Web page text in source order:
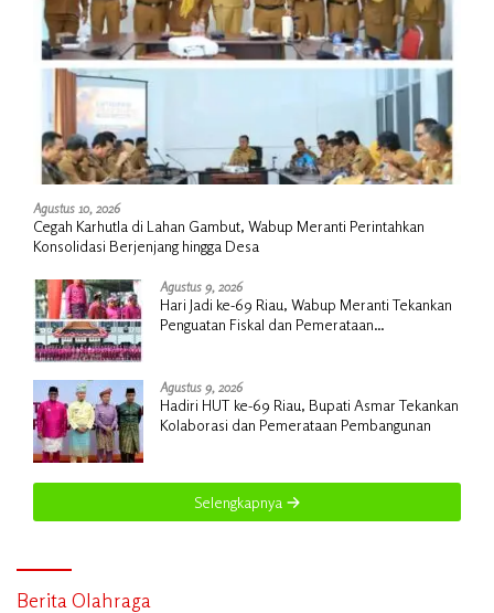
Agustus 10, 2026
Cegah Karhutla di Lahan Gambut, Wabup Meranti Perintahkan
Konsolidasi Berjenjang hingga Desa
Agustus 9, 2026
Hari Jadi ke-69 Riau, Wabup Meranti Tekankan
Penguatan Fiskal dan Pemerataan
Agustus 9, 2026
Hadiri HUT ke-69 Riau, Bupati Asmar Tekankan
Kolaborasi dan Pemerataan Pembangunan
Selengkapnya
Berita Olahraga